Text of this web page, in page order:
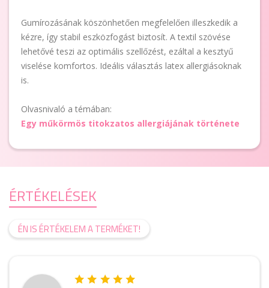
Gumírozásának köszönhetően megfelelően illeszkedik a
kézre, így stabil eszközfogást biztosít. A textil szövése
lehetővé teszi az optimális szellőzést, ezáltal a kesztyű
viselése komfortos. Ideális választás latex allergiásoknak
is.
Olvasnivaló a témában:
Egy műkörmös titokzatos allergiájának története
ÉRTÉKELÉSEK
ÉN IS ÉRTÉKELEM A TERMÉKET!